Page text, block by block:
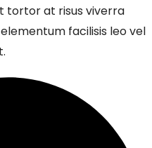
tortor at risus viverra
facilisis leo vel